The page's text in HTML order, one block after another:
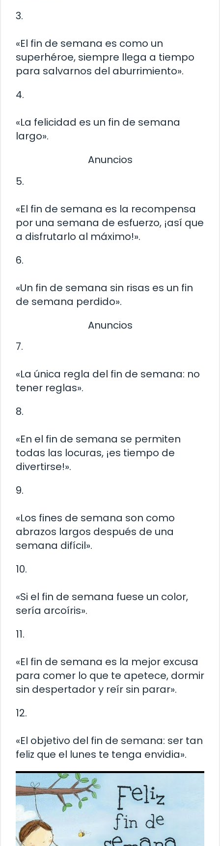
3.
«El fin de semana es como un
superhéroe, siempre llega a tiempo
para salvarnos del aburrimiento».
4.
«La felicidad es un fin de semana
largo».
Anuncios
5.
«El fin de semana es la recompensa
por una semana de esfuerzo, ¡así que
a disfrutarlo al máximo!».
6.
«Un fin de semana sin risas es un fin
de semana perdido».
Anuncios
7.
«La única regla del fin de semana: no
tener reglas».
8.
«En el fin de semana se permiten
todas las locuras, ¡es tiempo de
divertirse!».
9.
«Los fines de semana son como
abrazos largos después de una
semana difícil».
10.
«Si el fin de semana fuese un color,
sería arcoíris».
11.
«El fin de semana es la mejor excusa
para comer lo que te apetece, dormir
sin despertador y reír sin parar».
12.
«El objetivo del fin de semana: ser tan
feliz que el lunes te tenga envidia».